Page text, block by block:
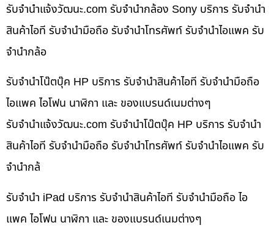
รับจํานําแจ้งวัฒนะ.com รับจำนำกล้อง Sony บริการ รับจำนำ
สินค้าไอที รับจำนำมือถือ รับจำนำโทรศัพท์ รับจำนำไอแพค รับ
จำนำกล้อ
รับจำนำโน๊ตบุ๊ค HP บริการ รับจำนำสินค้าไอที รับจำนำมือถือ
ไอแพค ไอโฟน นาฬิกา และ ของแบรนด์เนมต่างๆ
รับจํานําแจ้งวัฒนะ.com รับจำนำโน๊ตบุ๊ค HP บริการ รับจำนำ
สินค้าไอที รับจำนำมือถือ รับจำนำโทรศัพท์ รับจำนำไอแพค รับ
จำนำกล้
รับจำนำ iPad บริการ รับจำนำสินค้าไอที รับจำนำมือถือ ไอ
แพค ไอโฟน นาฬิกา และ ของแบรนด์เนมต่างๆ